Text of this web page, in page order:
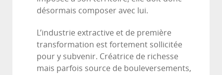
désormais composer avec lui.
L’industrie extractive et de première
transformation est fortement sollicitée
pour y subvenir. Créatrice de richesse
mais parfois source de bouleversements,